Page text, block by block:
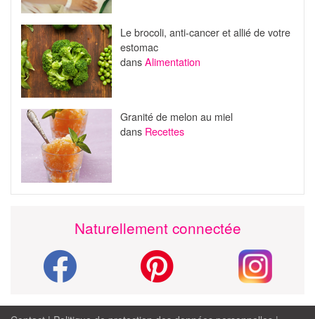
Le brocoli, anti-cancer et allié de votre
estomac
dansAlimentation
Granité de melon au miel
dans Recettes
Naturellement connectée